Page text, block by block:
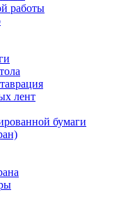
работы
лент
бумаги